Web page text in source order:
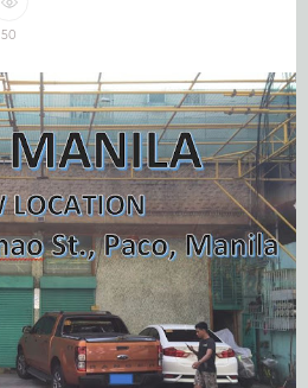
50